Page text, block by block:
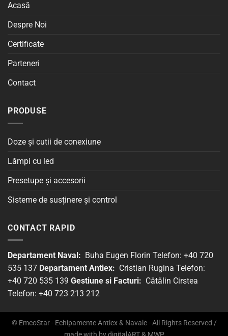
Acasă
Despre Noi
Certificate
Parteneri
Contact
PRODUSE
Doze și cutii de conexiune
Lămpi cu led
Presetupe și accesorii
Sisteme de susținere și control
CONTACT RAPID
Departament Naval: Buha Eugen Florin Telefon: +40 720
535 137 Departament Antiex: Cristian Rugina Telefon:
+40 720 535 139 Gestiune si Facturi: Cătălin Cirstea
Telefon: +40 723 213 212
© EmcoStar - Echipamente Antiex & Navale - All Rights Reserved /